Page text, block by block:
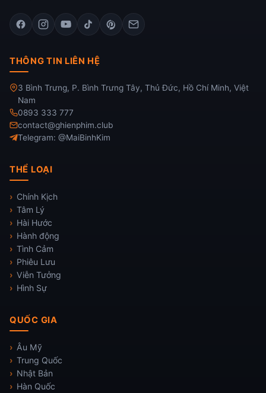
THÔNG TIN LIÊN HỆ
3 Bình Trưng, P. Bình Trưng Tây, Thủ Đức, Hồ Chí Minh, Việt
Nam
0893 333 777
contact@ghienphim.club
Telegram: @MaiBinhKim
THỂ LOẠI
Chính Kịch
Tâm Lý
Hài Hước
Hành động
Tình Cảm
Phiêu Lưu
Viễn Tưởng
Hình Sự
QUỐC GIA
Âu Mỹ
Trung Quốc
Nhật Bản
Hàn Quốc